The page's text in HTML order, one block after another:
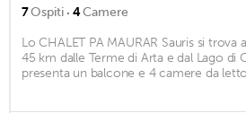
7Ospiti · 4Camere
Lo CHALET PA MAURAR Sauris si trova
45 km dalle Terme di Arta e dal Lago di
presenta un balcone e 4 camere da